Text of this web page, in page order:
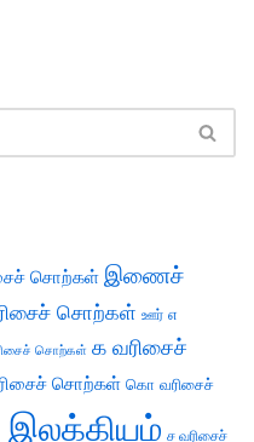
சொற்கள் இணைச்
சொற்கள் ஊர் எ
சொற்கள் க வரிசைச்
சொற்கள் கொ வரிசைச்
ச வரிசைச்